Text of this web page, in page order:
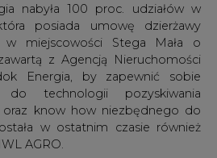
nabyła 100 proc. udziałów w
posiada umowę dzierżawy
w miejscowości Stega Mała o
z Agencją Nieruchomości
Energia, by zapewnić sobie
do technologii pozyskiwania
oraz know how niezbędnego do
w ostatnim czasie również
AGRO.